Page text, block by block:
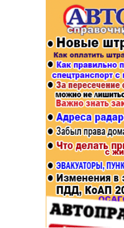
Афиша
Строительство и ремонт
Авто и мото
Рестораны, кафе, бары
Спорт Фитнес
Недвижимость
Красота Косметология
Популярное →
Строительство и ремонт